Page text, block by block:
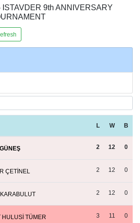
ISTAVDER 9th ANNIVERSARY
L W B
2 12 0
ÇETİNEL 2 12 0
2 12 0
HULUSİ TÜMER 3 11 0